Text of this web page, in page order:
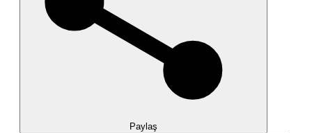
Paylaş